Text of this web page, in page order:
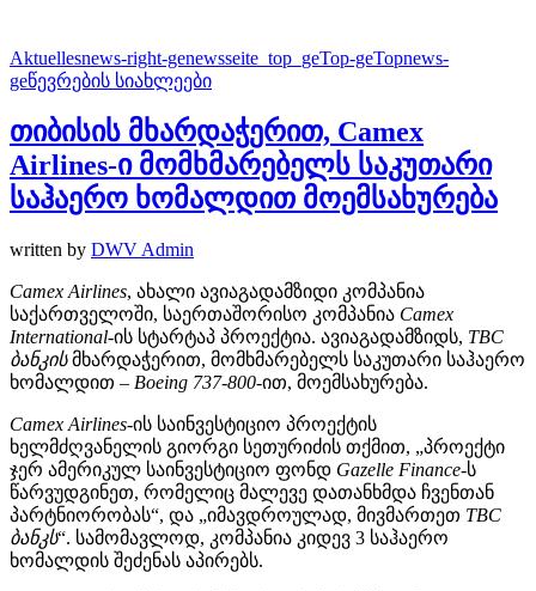
Aktuellesnews-right-genewsseite_top_geTop-geTopnews-
geწევრების სიახლეები
თიბისის მხარდაჭერით, Camex
Airlines-ი მომხმარებელს საკუთარი
საჰაერო ხომალდით მოემსახურება
written by DWV Admin
Camex Airlines, ახალი ავიაგადამზიდი კომპანია
საქართველოში, საერთაშორისო კომპანია Camex
International-ის სტარტაპ პროექტია. ავიაგადამზიდს, TBC
ბანკისმხარდაჭერით, მომხმარებელს საკუთარი საჰაერო
ხომალდით – Boeing 737-800-ით, მოემსახურება.
Camex Airlines-ის საინვესტიციო პროექტის
ხელმძღვანელის გიორგი სეთურიძის თქმით, „პროექტი
ჯერ ამერიკულ საინვესტიციო ფონდ Gazelle Finance-ს
წარვუდგინეთ, რომელიც მალევე დათანხმდა ჩვენთან
პარტნიორობას“, და „იმავდროულად, მივმართეთ TBC
ბანკს“. სამომავლოდ, კომპანია კიდევ 3 საჰაერო
ხომალდის შეძენას აპირებს.